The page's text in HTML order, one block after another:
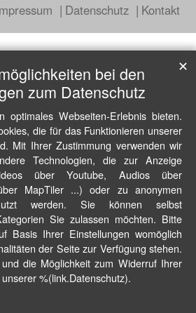
Datenschutz Kontakt
bei den
zum Datenschutz
optimales Webseiten-Erlebnis bieten.
die für das Funktionieren unserer
Mit Ihrer Zustimmung verwenden wir
Technologien, die zur Anzeige
über Youtube, Audios über
MapTiler ...) oder zu anonymen
werden. Sie können selbst
Sie zulassen möchten. Bitte
Basis Ihrer Einstellungen womöglich
der Seite zur Verfügung stehen.
die Möglichkeit zum Widerruf Ihrer
%(link.Datenschutz).
✕